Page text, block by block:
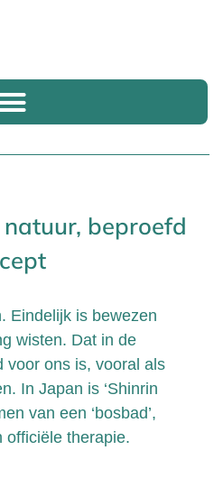
beproefd
Eindelijk is bewezen
wisten. Dat in de
voor ons is, vooral als
In Japan is ‘Shinrin
van een ‘bosbad’,
officiële therapie.